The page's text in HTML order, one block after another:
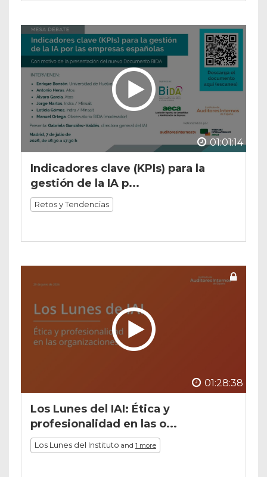
01:01:14
Indicadores clave (KPIs) para la
gestión de la IA p...
Retos y Tendencias
01:28:38
Los Lunes del IAI: Ética y
profesionalidad en las o...
Los Lunes del Instituto and 1 more